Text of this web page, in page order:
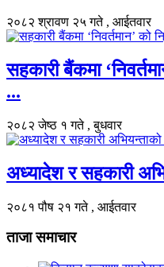
२०८२ श्रावण २५ गते , आईतवार
सहकारी बैंकमा
...
२०८२ जेष्ठ १ गते , बुधवार
अध्यादेश र सहकारी
२०८१ पौष २१ गते , आईतवार
ताजा समाचार